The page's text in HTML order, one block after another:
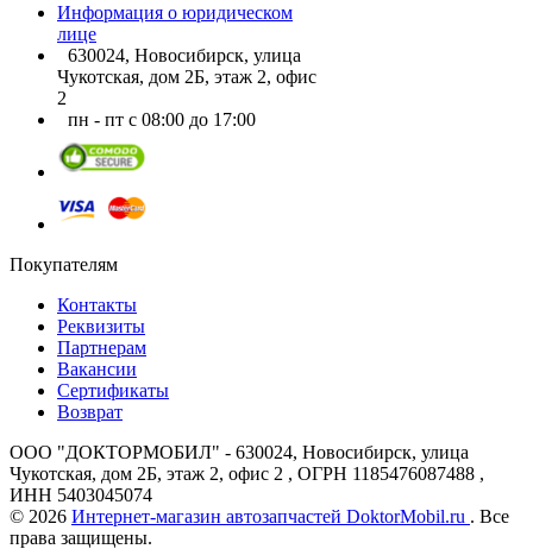
Информация о юридическом
лице
630024, Новосибирск, улица
Чукотская, дом 2Б, этаж 2, офис
2
пн - пт с 08:00 до 17:00
Покупателям
Контакты
Реквизиты
Партнерам
Вакансии
Сертификаты
Возврат
ООО "ДОКТОРМОБИЛ" - 630024, Новосибирск, улица
Чукотская, дом 2Б, этаж 2, офис 2 , ОГРН 1185476087488 ,
ИНН 5403045074
© 2026 Интернет-магазин автозапчастей DoktorMobil.ru . Все
права защищены.